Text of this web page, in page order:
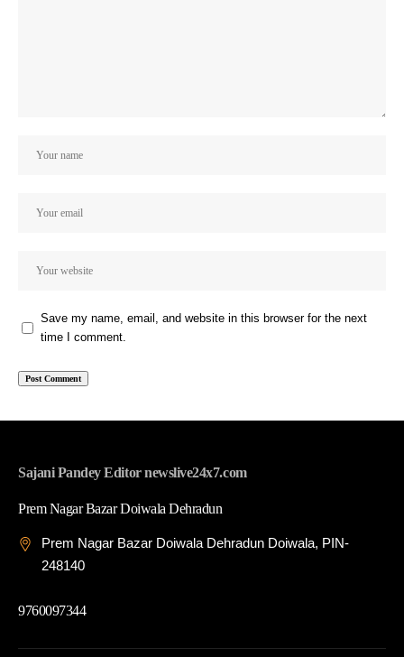
Save my name, email, and website in this browser for the next
time I comment.
Sajani Pandey Editor newslive24x7.com
Prem Nagar Bazar Doiwala Dehradun
Prem Nagar Bazar Doiwala Dehradun Doiwala, PIN-
248140
9760097344